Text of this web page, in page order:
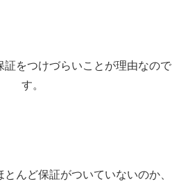
証をつけづらいことが理由なので
す。
んど保証がついていないのか、